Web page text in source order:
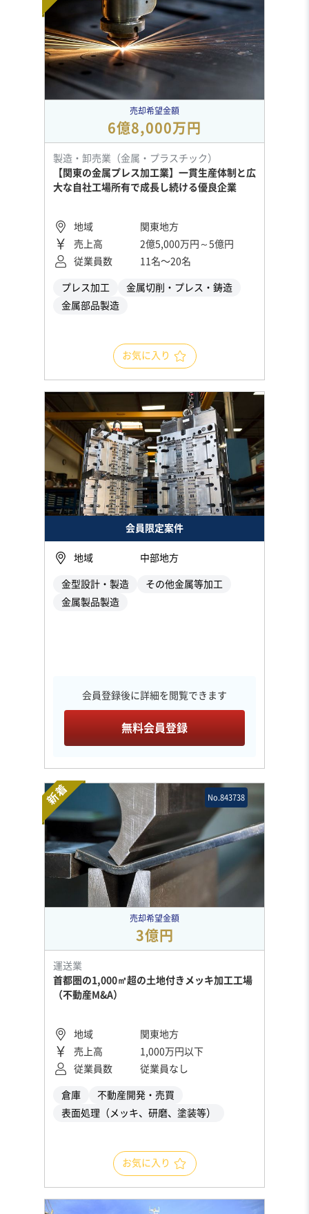
売却希望金額
6億8,000万円
製造・卸売業（金属・プラスチック）
【関東の金属プレス加工業】一貫生産体制と広
大な自社工場所有で成長し続ける優良企業
地域
関東地方
売上高
2億5,000万円～5億円
従業員数
11名〜20名
プレス加工
金属切削・プレス・鋳造
金属部品製造
お気に入り
会員限定案件
地域 中部地方
金型設計・製造
その他金属等加工
金属製品製造
会員登録後に詳細を閲覧できます
無料会員登録
新着 No.843738
売却希望金額
3億円
運送業
首都圏の1,000㎡超の土地付きメッキ加工工場
（不動産M&A）
地域
関東地方
売上高
1,000万円以下
従業員数
従業員なし
倉庫
不動産開発・売買
表面処理（メッキ、研磨、塗装等）
お気に入り